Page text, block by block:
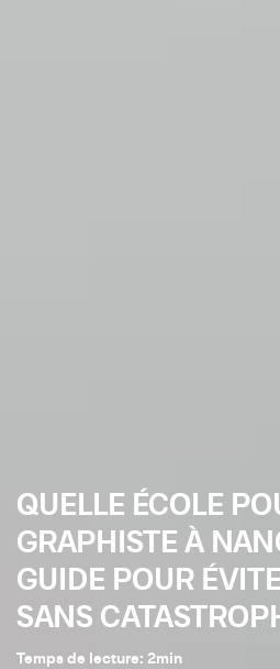
QUELLE ÉCOLE
GRAPHISTE À
GUIDE POUR
SANS
Temps de lecture: 2min